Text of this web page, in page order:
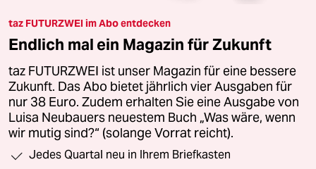
taz FUTURZWEI im Abo entdecken
Endlich mal ein Magazin für Zukunft
taz FUTURZWEI ist unser Magazin für eine bessere
Zukunft. Das Abo bietet jährlich vier Ausgaben für
nur 38 Euro. Zudem erhalten Sie eine Ausgabe von
Luisa Neubauers neuestem Buch „Was wäre, wenn
wir mutig sind?“ (solange Vorrat reicht).
Jedes Quartal neu in Ihrem Briefkasten